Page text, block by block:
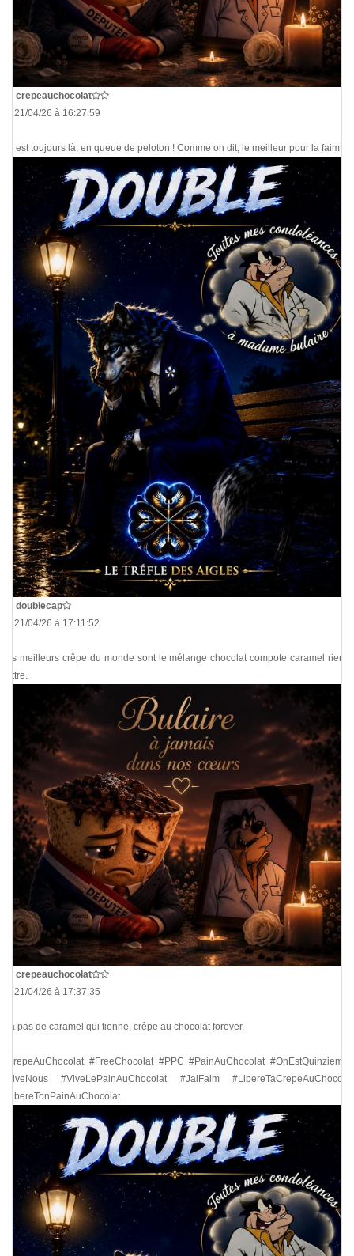
crepeauchocolat
Le 21/04/26 à 16:27:59
On est toujours là, en queue de peloton ! Comme on dit, le meilleur pour la faim.
doublecap
Le 21/04/26 à 17:11:52
Les meilleurs crêpe du monde sont le mélange chocolat compote caramel rien à
battre.
crepeauchocolat
Le 21/04/26 à 17:37:35
Y a pas de caramel qui tienne, crêpe au chocolat forever.
#CrepeAuChocolat #FreeChocolat #PPC #PainAuChocolat #OnEstQuinziemes
#ViveNous #ViveLePainAuChocolat #JaiFaim #LibereTaCrepeAuChocolat
#LibereTonPainAuChocolat